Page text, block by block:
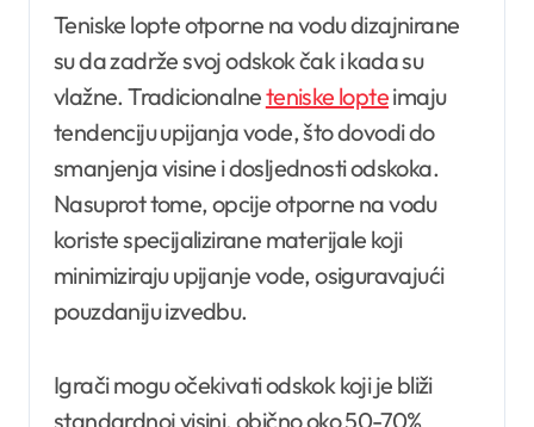
Teniske lopte otporne na vodu dizajnirane
su da zadrže svoj odskok čak i kada su
vlažne. Tradicionalneteniske lopteimaju
tendenciju upijanja vode, što dovodi do
smanjenja visine i dosljednosti odskoka.
Nasuprot tome, opcije otporne na vodu
koriste specijalizirane materijale koji
minimiziraju upijanje vode, osiguravajući
pouzdaniju izvedbu.
Igrači mogu očekivati odskok koji je bliži
standardnoj visini, obično oko 50-70%